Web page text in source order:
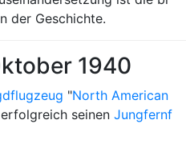
der Geschichte.
1940
"North American
seinen Jungfernf